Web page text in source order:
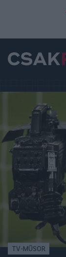
TV-MŰSOR